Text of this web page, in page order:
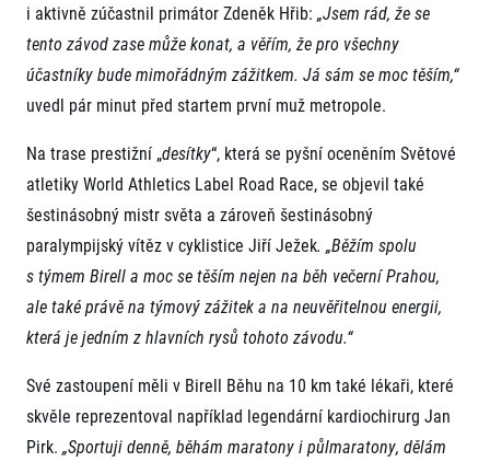
i aktivně zúčastnil primátor Zdeněk Hřib: „Jsem rád, že se
tento závod zase může konat, a věřím, že pro všechny
účastníky bude mimořádným zážitkem. Já sám se moc těším,“
uvedl pár minut před startem první muž metropole.
Na trase prestižní „desítky“, která se pyšní oceněním Světové
atletiky World Athletics Label Road Race, se objevil také
šestinásobný mistr světa a zároveň šestinásobný
paralympijský vítěz v cyklistice Jiří Ježek. „Běžím spolu
s týmem Birell a moc se těším nejen na běh večerní Prahou,
ale také právě na týmový zážitek a na neuvěřitelnou energii,
která je jedním z hlavních rysů tohoto závodu.“
Své zastoupení měli v Birell Běhu na 10 km také lékaři, které
skvěle reprezentoval například legendární kardiochirurg Jan
Pirk. „Sportuji denně, běhám maratony i půlmaratony, dělám